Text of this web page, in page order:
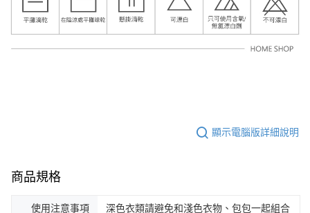
顯示電腦版詳細說明
商品規格
使用注意事項
深色衣類請避免和淺色衣物、包包一起組合